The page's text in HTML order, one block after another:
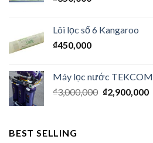
Lõi lọc số 6 Kangaroo
₫450,000
Máy lọc nước TEKCOM
₫3,000,000 ₫2,900,000
BEST SELLING